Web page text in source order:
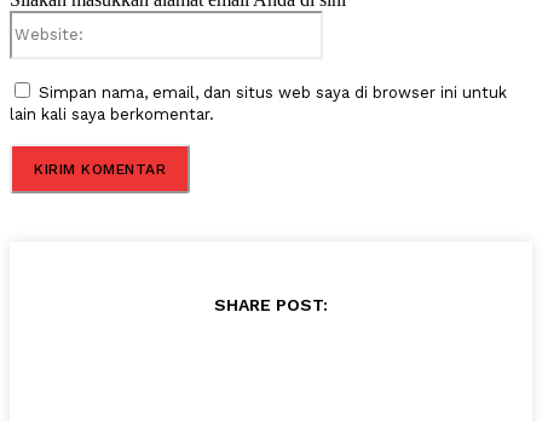
Simpan nama, email, dan situs web saya di browser ini untuk
lain kali saya berkomentar.
SHARE POST: